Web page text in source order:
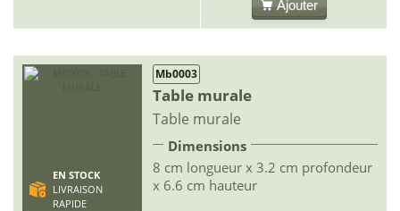
Ajouter
EN STOCK
LIVRAISON
RAPIDE
Mb0003
Table murale
Table murale
Dimensions
8 cm longueur x 3.2 cm profondeur
x 6.6 cm hauteur